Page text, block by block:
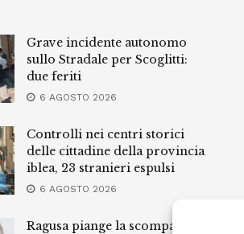
Grave incidente autonomo
sullo Stradale per Scoglitti:
due feriti
6 AGOSTO 2026
Controlli nei centri storici
delle cittadine della provincia
iblea, 23 stranieri espulsi
6 AGOSTO 2026
Ragusa piange la scomparsa